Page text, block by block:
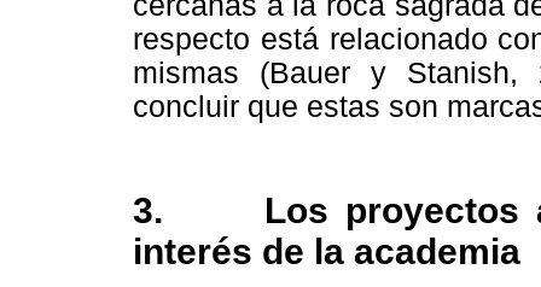
respecto está relacionado
mismas (Bauer y
concluir que estas son
3.
Los proyectos
interés de la academia